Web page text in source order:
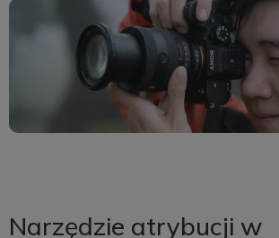
Narzędzie atrybucji w